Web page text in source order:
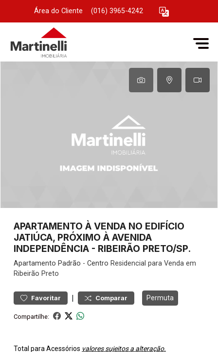
Área do Cliente (016) 3965-4242
APARTAMENTO À VENDA NO EDIFÍCIO
JATIÚCA, PRÓXIMO À AVENIDA
INDEPENDÊNCIA - RIBEIRÃO PRETO/SP.
Apartamento Padrão - Centro Residencial para Venda em
Ribeirão Preto
Favoritar | Comparar Permuta
Compartilhe:
Total para Acessórios valores sujeitos a alteração.